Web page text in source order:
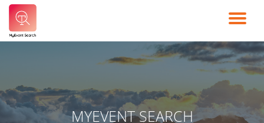
Skip
to
MYEVENT SEARCH